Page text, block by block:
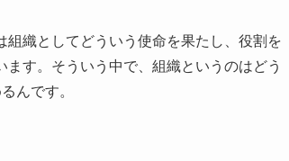
織としてどういう使命を果たし、役割を
す。そういう中で、組織というのはどう
んです。